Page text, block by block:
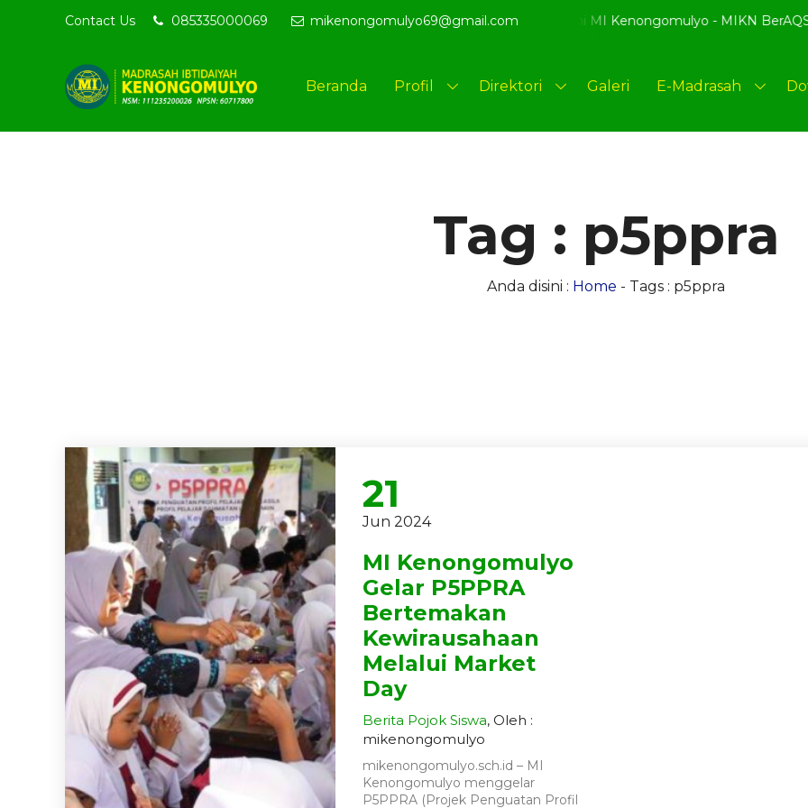
Contact Us 085335000069 mikenongomulyo69@gmail.com
Selamat Datang di website resmi MI Kenongomulyo - MIKN BerAQSI
Beranda Profil Direktori Galeri E-Madrasah
Tag : p5ppra
Anda disini : Home - Tags : p5ppra
21
Jun 2024
MI Kenongomulyo
Gelar P5PPRA
Bertemakan
Kewirausahaan
Melalui Market
Day
Berita Pojok Siswa, Oleh :
mikenongomulyo
mikenongomulyo.sch.id – MI
Kenongomulyo menggelar
P5PPRA (Projek Penguatan Profil